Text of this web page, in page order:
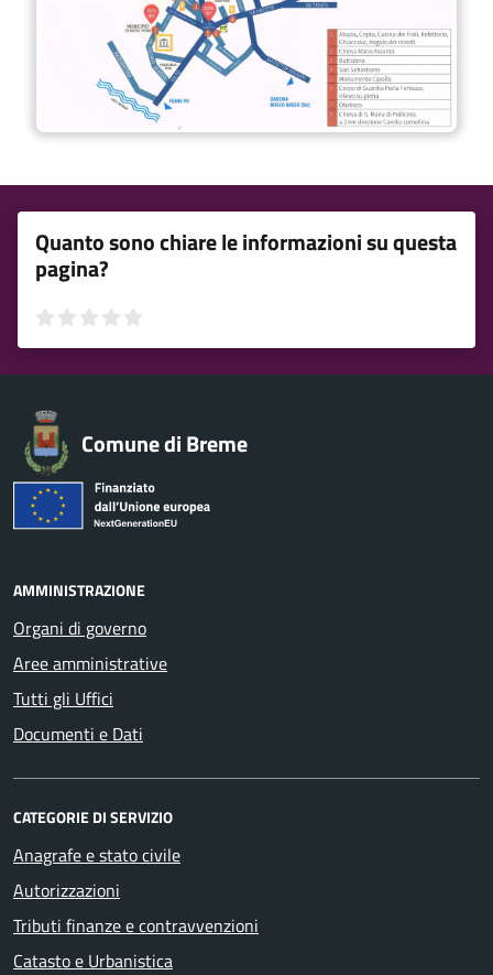
Quanto sono chiare le informazioni su questa
pagina?
Valuta 5 stelle su 5
Valuta 4 stelle su 5
Valuta 3 stelle su 5
Valuta 2 stelle su 5
Valuta 1 stelle su 5
Comune di Breme
AMMINISTRAZIONE
Organi di governo
Aree amministrative
Tutti gli Uffici
Documenti e Dati
CATEGORIE DI SERVIZIO
Anagrafe e stato civile
Autorizzazioni
Tributi finanze e contravvenzioni
Catasto e Urbanistica